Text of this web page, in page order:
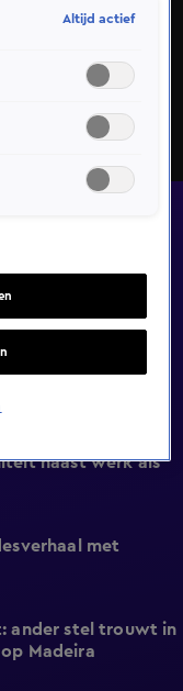
eind september
naast werk als
met
ander stel trouwt in
Madeira
Altijd actief